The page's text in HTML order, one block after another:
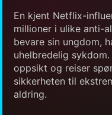
En kjent Netflix-
millioner i ulike anti-
bevare sin ungdom,
uhelbredelig
oppsikt og reiser
sikkerheten til
aldring.